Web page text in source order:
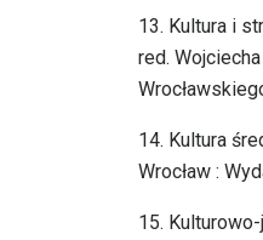
13. Kultura i
red.
14. Kultura
Wrocław :
15.